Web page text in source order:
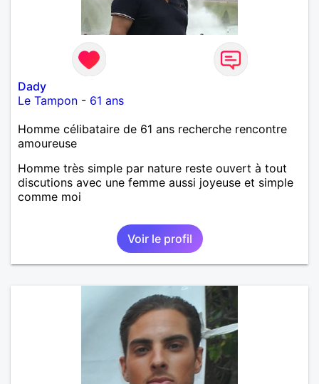
Dady
Le Tampon - 61 ans
Homme célibataire de 61 ans recherche rencontre
amoureuse
Homme très simple par nature reste ouvert à tout
discutions avec une femme aussi joyeuse et simple
comme moi
Voir le profil